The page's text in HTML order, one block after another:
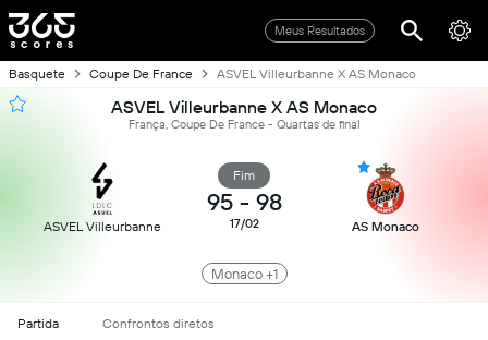
Meus Resultados
Basquete Coupe De France ASVEL Villeurbanne X AS Monaco
ASVEL Villeurbanne X AS Monaco
França, Coupe De France - Quartas de final
ASVEL Villeurbanne
Fim
95 - 98
17/02 AS Monaco
Monaco +1
Partida Confrontos diretos